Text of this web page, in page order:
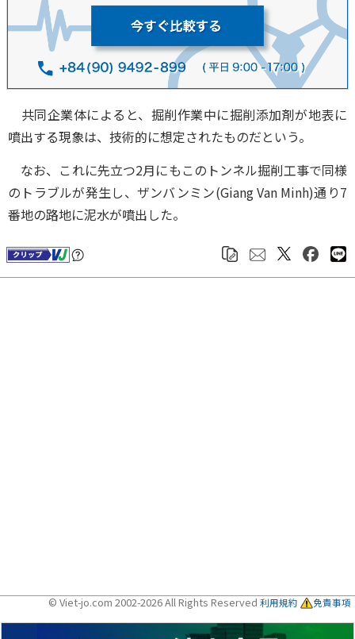
共同企業体によると、掘削作業中に掘削添加剤が地表に
噴出する現象は、技術的に想定されたものだという。
なお、これに先立つ2月にもこのトンネル掘削工事で同様
のトラブルが発生し、ザンバンミン(Giang Van Minh)通り7
番地の路地に泥水が噴出した。
© Viet-jo.com 2002-2026 All Rights Reserved 利用規約 免責事項